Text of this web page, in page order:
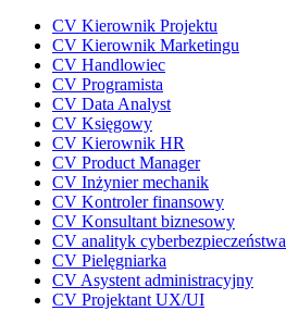
CV Kierownik Projektu
CV Kierownik Marketingu
CV Handlowiec
CV Programista
CV Data Analyst
CV Księgowy
CV Kierownik HR
CV Product Manager
CV Inżynier mechanik
CV Kontroler finansowy
CV Konsultant biznesowy
CV analityk cyberbezpieczeństwa
CV Pielęgniarka
CV Asystent administracyjny
CV Projektant UX/UI